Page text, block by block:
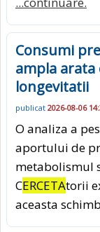
Consumi
ampla arata
longevitatii
publicat 2026-08-06
O analiza a
aportului de
metabolismul
CERCETAtorii
aceasta